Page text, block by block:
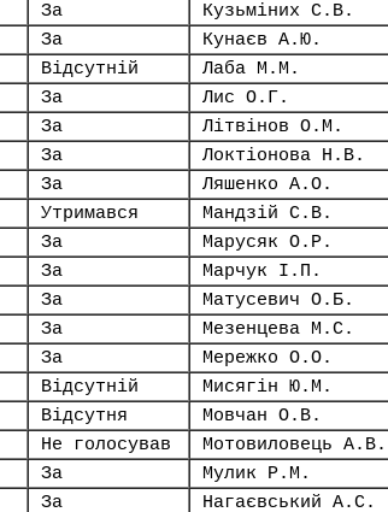
За Кузьміних С.В.
За Кунаєв А.Ю.
Відсутній Лаба М.М.
За Лис О.Г.
За Літвінов О.М.
За Локтіонова Н.В.
За Ляшенко А.О.
Утримався Мандзій С.В.
За Марусяк О.Р.
За Марчук І.П.
За Матусевич О.Б.
За Мезенцева М.С.
За Мережко О.О.
Відсутній Мисягін Ю.М.
Відсутня Мовчан О.В.
Не голосував Мотовиловець А.В.
За Мулик Р.М.
За Нагаєвський А.С.